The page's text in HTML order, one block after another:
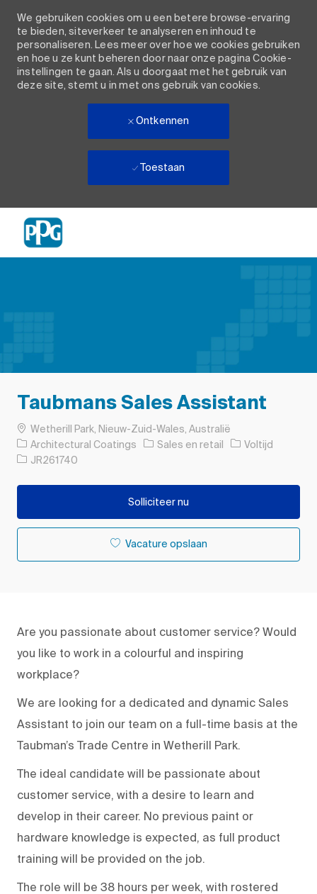
We gebruiken cookies om u een betere browse-ervaring
te bieden, siteverkeer te analyseren en inhoud te
personaliseren. Lees meer over hoe we cookies gebruiken
en hoe u ze kunt beheren door naar onze pagina Cookie-
instellingen te gaan. Als u doorgaat met het gebruik van
deze site, stemt u in met ons gebruik van cookies.
Ontkennen
Toestaan
Taubmans Sales Assistant
PlaatsWetherill Park, Nieuw-Zuid-Wales, Australië
Architectural Coatings
Categorie
Sales en retail Soort baan
Voltijd
Taak-ID
JR261740
Solliciteer nu
Vacature opslaan
Are you passionate about customer service? Would
you like to work in a colourful and inspiring
workplace?
We are looking for a dedicated and dynamic Sales
Assistant to join our team on a full-time basis at the
Taubman’s Trade Centre in Wetherill Park.
The ideal candidate will be passionate about
customer service, with a desire to learn and
develop in their career. No previous paint or
hardware knowledge is expected, as full product
training will be provided on the job.
The role will be 38 hours per week, with rostered